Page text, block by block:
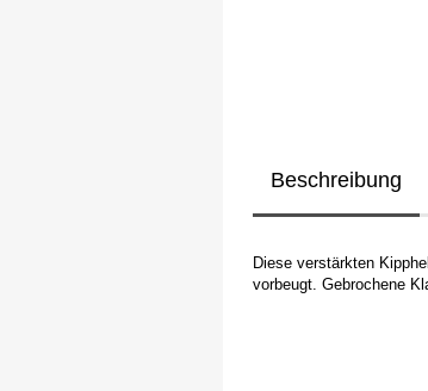
Beschreibung
Diese verstärkten
vorbeugt. Gebrochene